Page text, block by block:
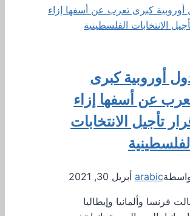
أوروبية كبرى
عن أسفها إزاء
تأجيل الانتخابات
الفلسطينية
arabic أبريل 30, 2021
فرنسا وألمانيا وإيطاليا